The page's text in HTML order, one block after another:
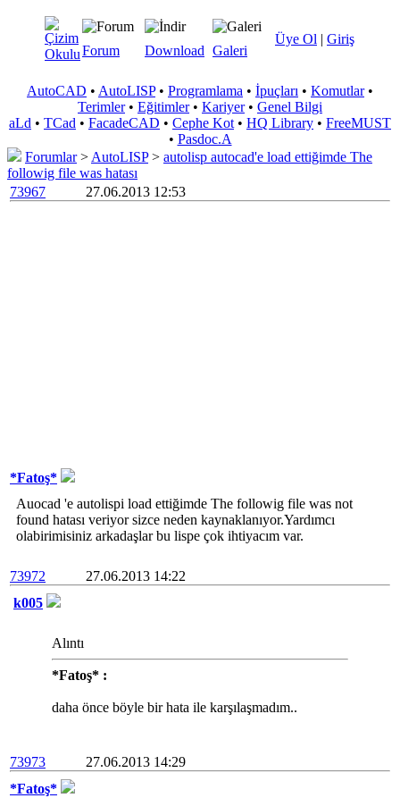
Üye Ol | Giriş
Forum Download Galeri
AutoCAD • AutoLISP• Programlama • İpuçları • Komutlar•
Terimler• Eğitimler• Kariyer• Genel Bilgi
aLd • TCad • FacadeCAD • Cephe Kot • HQ Library • FreeMUST
• Pasdoc.A
Forumlar> AutoLISP> autolisp autocad'e load ettiğimde The
followig file was hatası
73967
27.06.2013 12:53
*Fatoş*
Auocad 'e autolispi load ettiğimde The followig file was not
found hatası veriyor sizce neden kaynaklanıyor.Yardımcı
olabirimisiniz arkadaşlar bu lispe çok ihtiyacım var.
73972
27.06.2013 14:22
k005
Alıntı
*Fatoş* :
daha önce böyle bir hata ile karşılaşmadım..
73973
27.06.2013 14:29
*Fatoş*